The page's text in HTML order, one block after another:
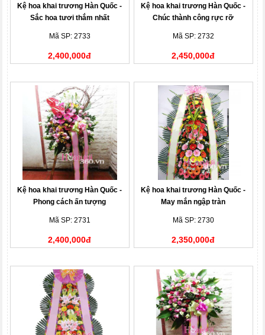
Kệ hoa khai trương Hàn Quốc -
Sắc hoa tươi thắm nhất
Mã SP: 2733
2,400,000đ
Kệ hoa khai trương Hàn Quốc -
Chúc thành công rực rỡ
Mã SP: 2732
2,450,000đ
Kệ hoa khai trương Hàn Quốc -
Phong cách ấn tượng
Mã SP: 2731
2,400,000đ
Kệ hoa khai trương Hàn Quốc -
May mắn ngập tràn
Mã SP: 2730
2,350,000đ